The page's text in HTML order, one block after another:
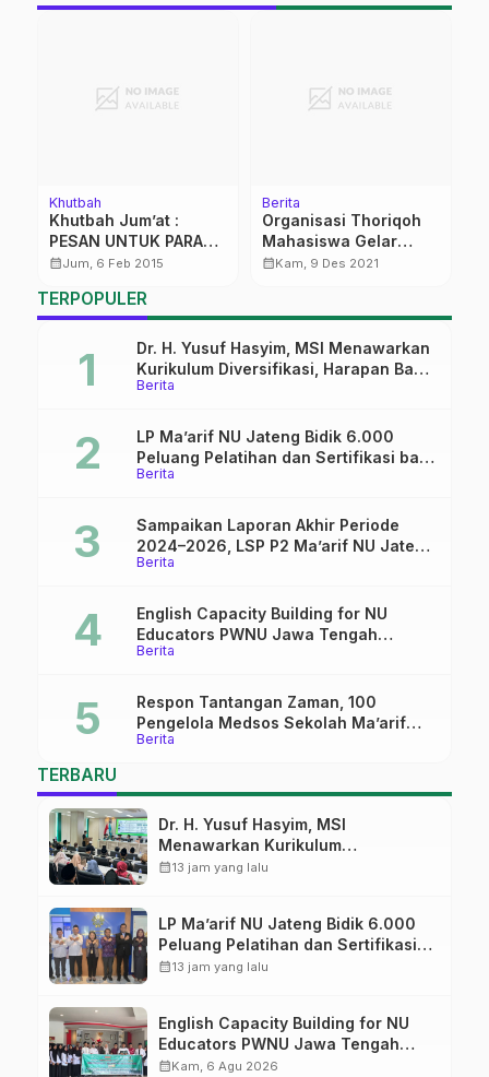
Khutbah
Khutbah Jum’at :
PESAN UNTUK PARA
CALON KADES
calendar_monthJum, 6 Feb 2015
Berita
Organisasi Thoriqoh
Mahasiswa Gelar
Maulid di Gedung DPD
calendar_monthKam, 9 Des 2021
TERPOPULER
Berita
Dr. H. Yusuf Hasyim, MSI Menawarkan
Kurikulum Diversifikasi, Harapan Baru
dalam dunia pendidikan
Berita
LP Ma’arif NU Jateng Bidik 6.000
Peluang Pelatihan dan Sertifikasi bagi
Lulusan SMK
Berita
Sampaikan Laporan Akhir Periode
2024–2026, LSP P2 Ma’arif NU Jateng
Mantapkan Sinergi Link and Match
Berita
English Capacity Building for NU
Educators PWNU Jawa Tengah
Batch#4; Membuka Jalan Menuju
Berita
Respon Tantangan Zaman, 100
Pengelola Medsos Sekolah Ma’arif
Pekalongan Ikuti Pelatihan Literasi
TERBARU
Dr. H. Yusuf Hasyim, MSI
Menawarkan Kurikulum
Diversifikasi, Harapan Baru dalam
calendar_month13 jam yang lalu
LP Ma’arif NU Jateng Bidik 6.000
Peluang Pelatihan dan Sertifikasi
bagi Lulusan SMK
calendar_month13 jam yang lalu
English Capacity Building for NU
Educators PWNU Jawa Tengah
Batch#4; Membuka Jalan Menuju
calendar_monthKam, 6 Agu 2026